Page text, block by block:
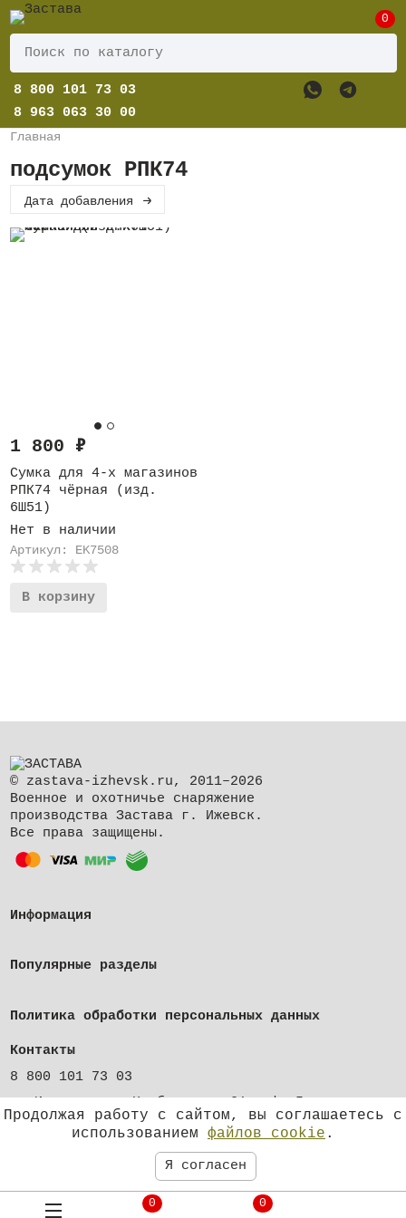
0
8 800 101 73 03
8 963 063 30 00
Главная
подсумок РПК74
Дата добавления
1 800 ₽
Сумка для 4-х магазинов
РПК74 чёрная (изд.
6Ш51)
Нет в наличии
Артикул: EK7508
В корзину
© zastava-izhevsk.ru, 2011–2026
Военное и охотничье снаряжение
производства Застава г. Ижевск.
Все права защищены.
Информация
Популярные разделы
Политика обработки персональных данных
Контакты
8 800 101 73 03
г. Ижевск, ул. Клубная, д. 21, оф. 5
shop@zastava-izhevsk.ru
0 0
Продолжая работу с сайтом, вы соглашаетесь с
использованием файлов cookie .
Я согласен